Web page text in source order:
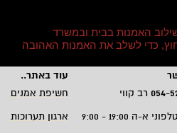
האמנות בבית ובמשרד
כדי לשלב את האמנות האהובה
עוד באתר..
054- רב קווי
חשיפת אמנים
א-ה 19:00 - 9:00
ארגון תערוכות